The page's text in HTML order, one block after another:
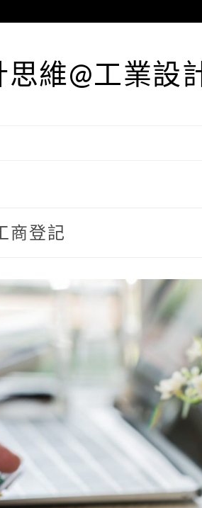
維@工業設
商登記